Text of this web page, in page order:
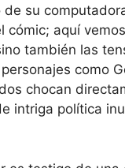
su
aquí
también las
como
chocan
intriga política